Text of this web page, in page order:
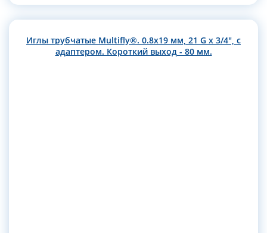
Иглы трубчатые Multifly®. 0.8х19 мм, 21 G x 3/4", с
адаптером. Короткий выход - 80 мм.